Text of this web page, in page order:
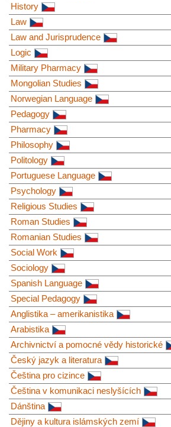
History
Law
Law and Jurisprudence
Logic
Military Pharmacy
Mongolian Studies
Norwegian Language
Pedagogy
Pharmacy
Philosophy
Politology
Portuguese Language
Psychology
Religious Studies
Roman Studies
Romanian Studies
Social Work
Sociology
Spanish Language
Special Pedagogy
Anglistika – amerikanistika
Arabistika
Archivnictví a pomocné vědy historické
Český jazyk a literatura
Čeština pro cizince
Čeština v komunikaci neslyšících
Dánština
Dějiny a kultura islámských zemí